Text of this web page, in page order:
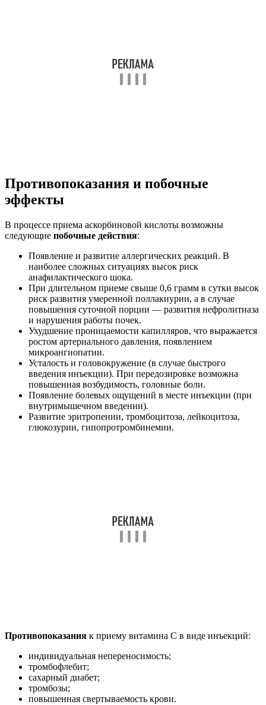
Противопоказания и побочные
эффекты
В процессе приема аскорбиновой кислоты возможны
следующие побочные действия:
Появление и развитие аллергических реакций. В
наиболее сложных ситуациях высок риск
анафилактического шока.
При длительном приеме свыше 0,6 грамм в сутки высок
риск развития умеренной поллакиурии, а в случае
повышения суточной порции — развития нефролитиаза
и нарушения работы почек.
Ухудшение проницаемости капилляров, что выражается
ростом артериального давления, появлением
микроангиопатии.
Усталость и головокружение (в случае быстрого
введения инъекции). При передозировке возможна
повышенная возбудимость, головные боли.
Появление болевых ощущений в месте инъекции (при
внутримышечном введении).
Развитие эритропении, тромбоцитоза, лейкоцитоза,
глюкозурии, гипопротромбинемии.
Противопоказания к приему витамина С в виде инъекций:
индивидуальная непереносимость;
тромбофлебит;
сахарный диабет;
тромбозы;
повышенная свертываемость крови.